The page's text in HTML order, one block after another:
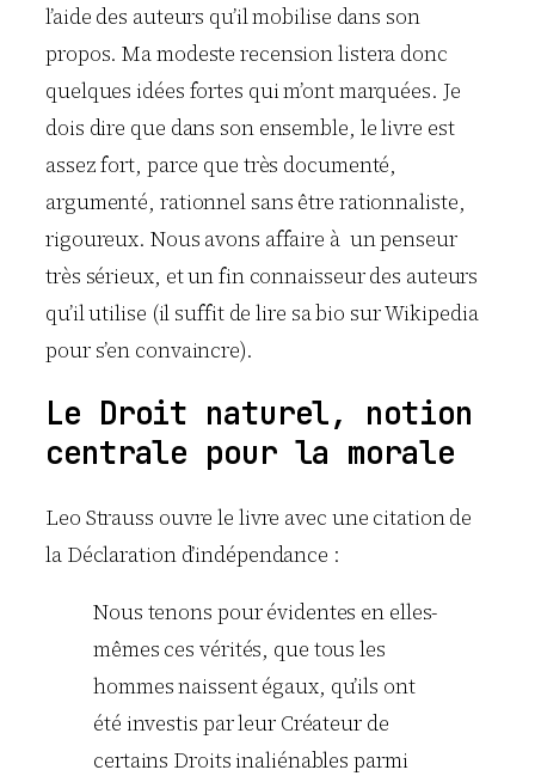
l’aide des auteurs qu’il mobilise dans son
propos. Ma modeste recension listera donc
quelques idées fortes qui m’ont marquées. Je
dois dire que dans son ensemble, le livre est
assez fort, parce que très documenté,
argumenté, rationnel sans être rationnaliste,
rigoureux. Nous avons affaire à un penseur
très sérieux, et un fin connaisseur des auteurs
qu’il utilise (il suffit de lire sa bio sur Wikipedia
pour s’en convaincre).
Le Droit naturel, notion
centrale pour la morale
Leo Strauss ouvre le livre avec une citation de
la Déclaration d’indépendance :
Nous tenons pour évidentes en elles-
mêmes ces vérités, que tous les
hommes naissent égaux, qu’ils ont
été investis par leur Créateur de
certains Droits inaliénables parmi